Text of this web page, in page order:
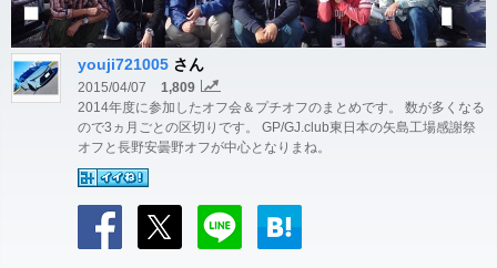
youji721005 さん
2015/04/07
1,809
2014年度に参加したオフ会＆プチオフのまとめです。 数が多くなる
ので3ヵ月ごとの区切りです。 GP/GJ.club東日本の矢島工場感謝祭
オフと長野安曇野オフが中心となりまね。